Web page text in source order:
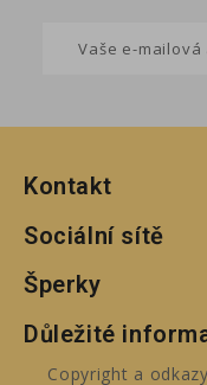
Kontakt
Sociální sítě
Šperky
Důležité
Copyright a